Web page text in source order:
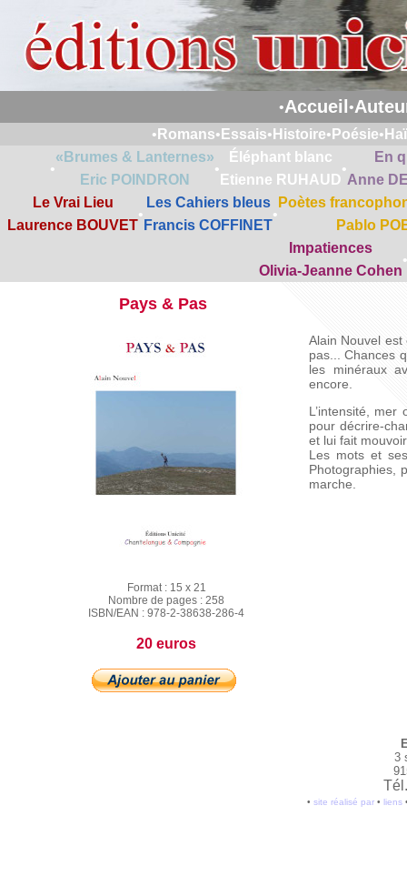
•Accueil •
• Romans• Essais• Histoire• Poésie•
•
«Brumes & Lanternes»
Eric POINDRON
•
Éléphant blanc
Etienne RUHAUD
•
En
Anne
Le Vrai Lieu
Laurence BOUVET
•
Les Cahiers bleus
Francis COFFINET
•
Poètes
Pablo
Impatiences
Olivia-Jeanne Cohen
•
Pays & Pas
Format : 15 x 21
Nombre de pages : 258
ISBN/EAN : 978-2-38638-286-4
20 euros
Alain Nouvel
pas... Chances
les minéraux
encore.
L’intensité,
pour décrire-
et lui fait
Les mots et
Photographies,
marche.
3
• site réalisé par• liens